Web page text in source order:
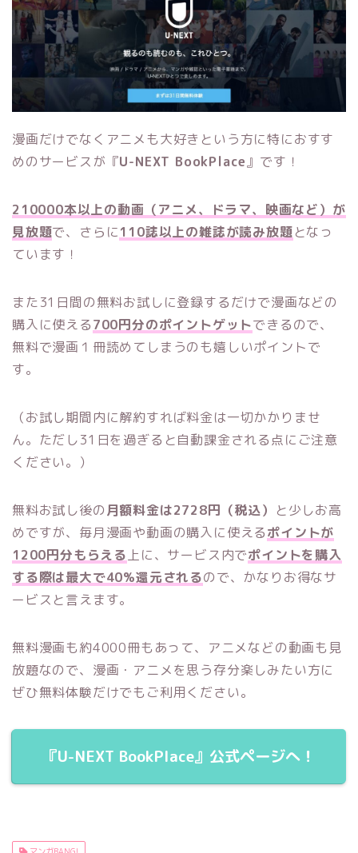
漫画だけでなくアニメも大好きという方に特におすす
めのサービスが『U-NEXT BookPlace』です！
210000本以上の動画（アニメ、ドラマ、映画など）が
見放題で、さらに110誌以上の雑誌が読み放題となっ
ています！
また31日間の無料お試しに登録するだけで漫画などの
購入に使える700円分のポイントゲットできるので、
無料で漫画１冊読めてしまうのも嬉しいポイントで
す。
（お試し期間内に解約すれば料金は一切かかりませ
ん。ただし31日を過ぎると自動課金される点にご注意
ください。）
無料お試し後の月額料金は2728円（税込） と少しお高
めですが、毎月漫画や動画の購入に使えるポイントが
1200円分もらえる 上に、サービス内でポイントを購入
する際は最大で40%還元されるので、かなりお得なサ
ービスと言えます。
無料漫画も約4000冊もあって、アニメなどの動画も見
放題なので、漫画・アニメを思う存分楽しみたい方に
ぜひ無料体験だけでもご利用ください。
『U-NEXT BookPlace』公式ページへ！